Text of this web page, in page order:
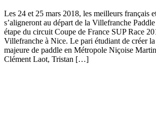
Les 24 et 25 mars 2018, les meilleurs français
s’aligneront au départ de la Villefranche
étape du circuit Coupe de France SUP Race
Villefranche à Nice. Le pari étudiant de créer
majeure de paddle en Métropole Niçoise
Clément Laot, Tristan […]